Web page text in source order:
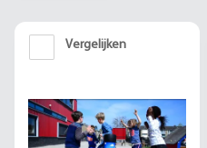
Vergelijken